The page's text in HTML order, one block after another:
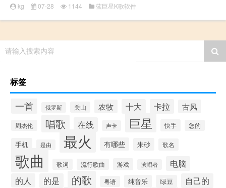
kg 07-28 1144 蓝巨星K歌软件
请输入搜索内容
标签
一首 俄罗斯 关山 农牧 十大 卡拉 古风
周杰伦 唱歌 在线 声卡 巨星 快手 您的
手机 是由 最火 有哪些 朱砂 歌名
歌曲 歌词 流行歌曲 游戏 演唱者 电脑
的人 的是 的歌 粤语 纯音乐 绿豆 自己的